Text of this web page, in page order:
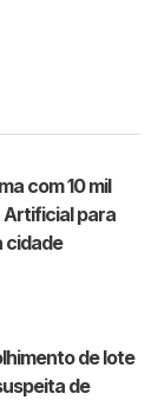
com 10 mil
Artificial para
cidade
de lote
de